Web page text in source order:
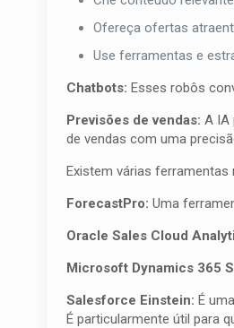
Ofereça ofertas
Use ferramentas e
Chatbots: Esses robôs
Previsões de vendas: A IA
de vendas com uma
Existem várias ferramentas
ForecastPro: Uma
Oracle Sales Cloud
Microsoft Dynamics 365
Salesforce Einstein: É
É particularmente útil para